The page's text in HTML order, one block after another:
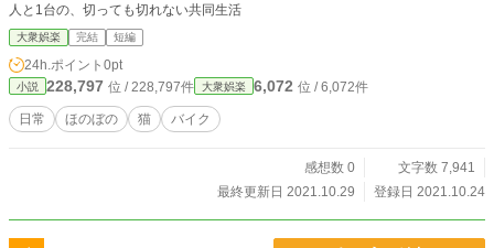
人と1台の、切っても切れない共同生活
大衆娯楽 完結 短編
24h.ポイント 0pt
小説 228,797 位 / 228,797件 大衆娯楽 6,072 位 / 6,072件
日常 ほのぼの 猫 バイク
感想数 0
文字数 7,941
最終更新日 2021.10.29
登録日 2021.10.24